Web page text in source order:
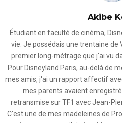
Akibe
Étudiant en faculté de cinéma,
vie. Je possédais une trentaine de
premier long-métrage que j'ai vu
Pour Disneyland Paris, au-delà de
mes amis, j'ai un rapport affectif
mes parents avaient
retransmise sur TF1 avec Jean-
C'est une de mes madeleines de